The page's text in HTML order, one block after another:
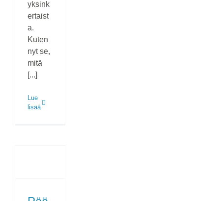
yksink
ertaist
a.
Kuten
nyt se,
mitä
[...]
Lue
lisää